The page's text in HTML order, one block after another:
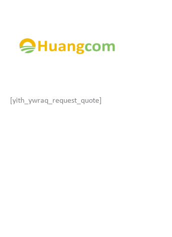
[yith_ywraq_request_quote]